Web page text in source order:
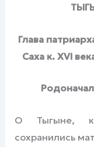
Глава
Саха к.XVI
О Тыгыне,
сохранились